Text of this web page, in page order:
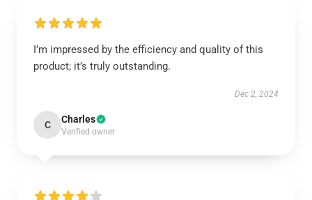
I’m impressed by the efficiency and quality of this
product; it’s truly outstanding.
Dec 2, 2024
C Charles
Verified owner